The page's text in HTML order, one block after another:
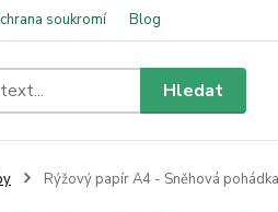
soukromí Blog
Hledat
Rýžový papír A4 - Sněhová pohádka